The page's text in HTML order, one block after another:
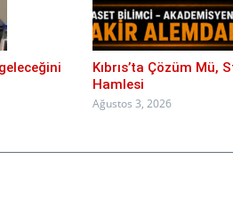
Kıbrıs’ta Çözüm Mü,
Hamlesi
Ağustos 3, 2026